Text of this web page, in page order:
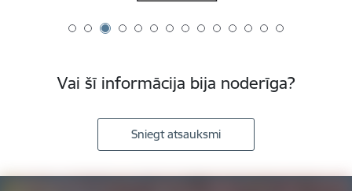
Vai šī informācija bija noderīga?
Sniegt atsauksmi